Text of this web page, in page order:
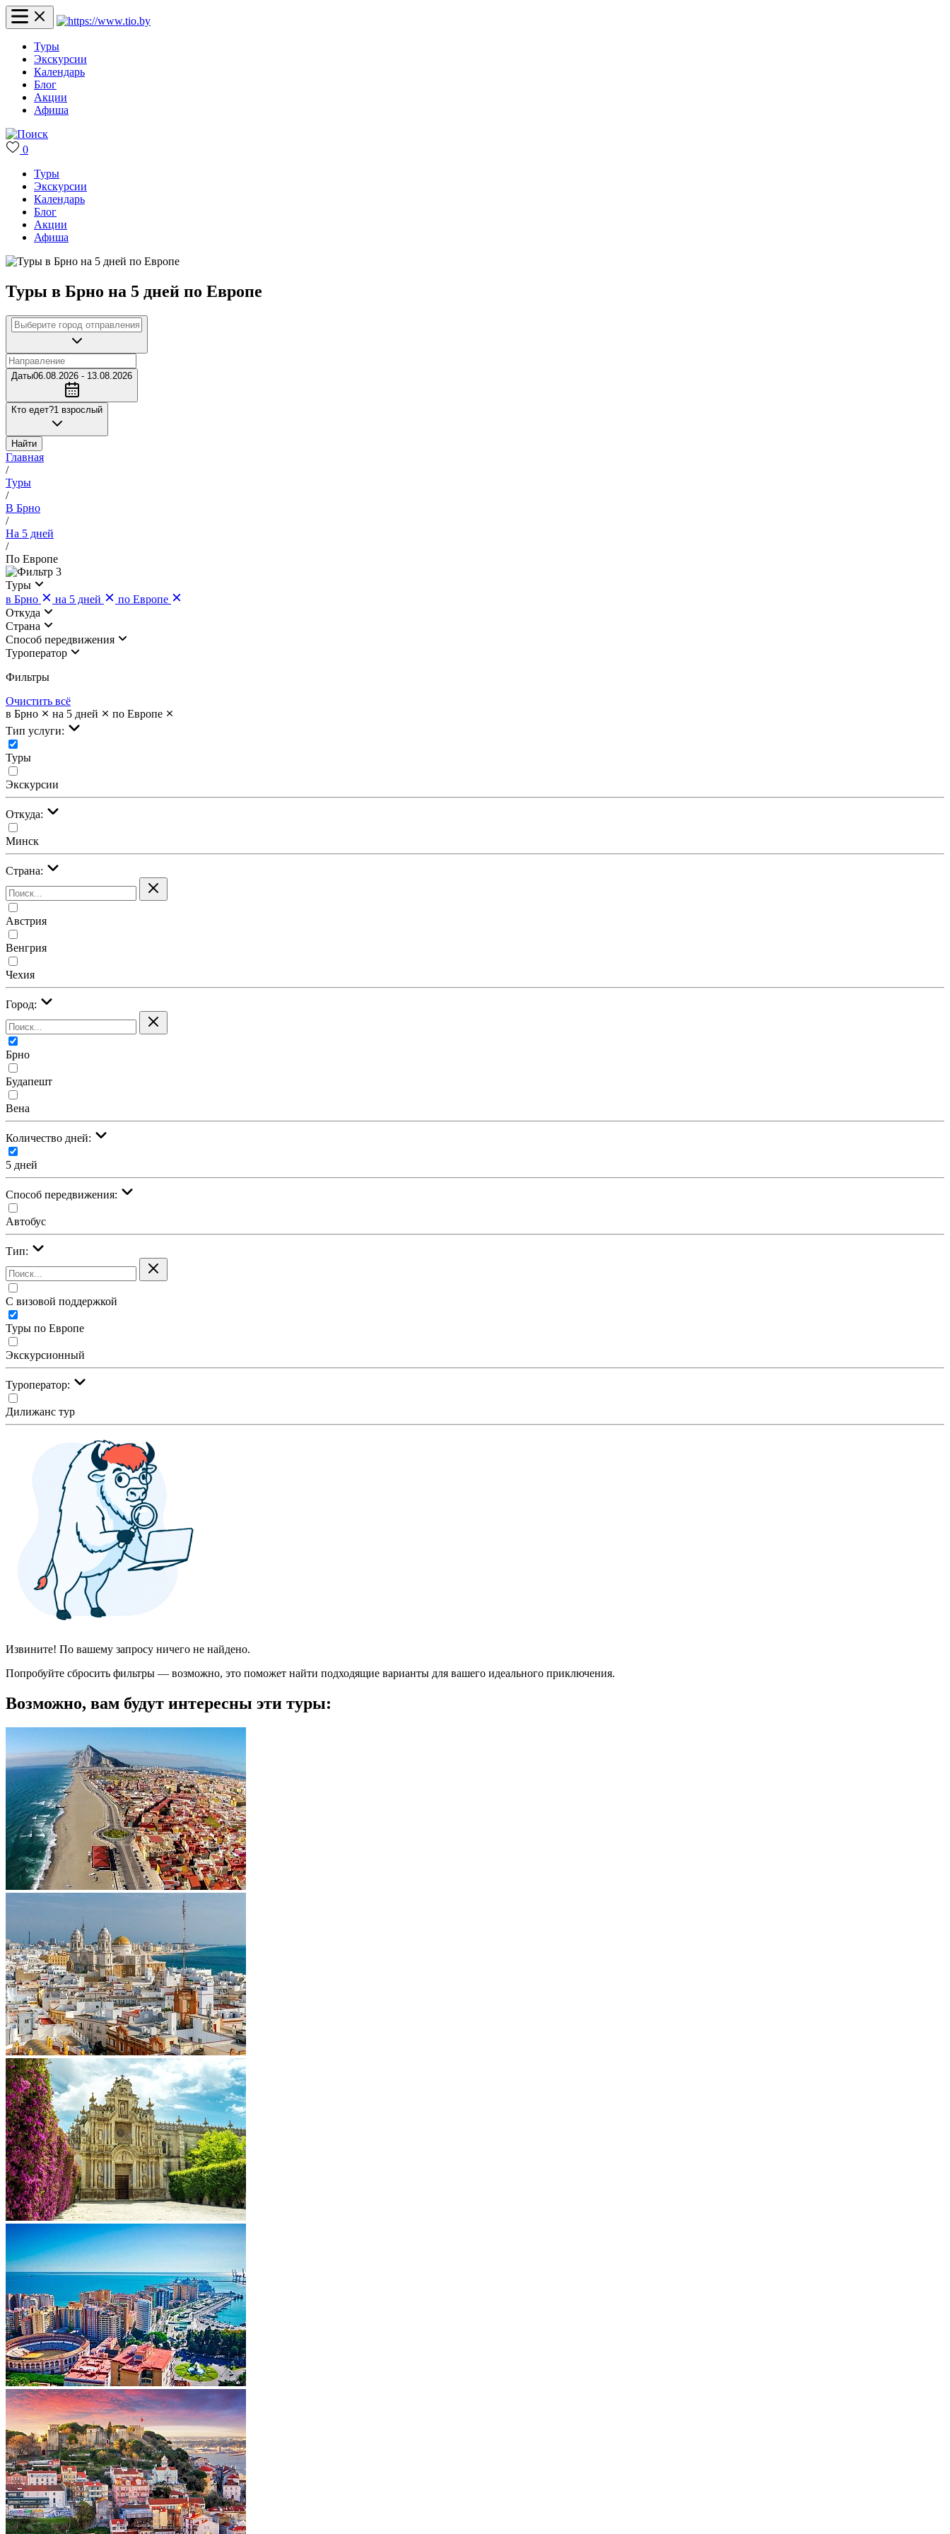
Туры
Экскурсии
Календарь
Блог
Акции
Афиша
0
Туры
Экскурсии
Календарь
Блог
Акции
Афиша
Туры в Брно на 5 дней по Европе
Даты06.08.2026 - 13.08.2026
Кто едет?1 взрослый
Найти
Главная
/
Туры
/
В Брно
/
На 5 дней
/
По Европе
3
Туры
в Брно
на 5 дней
по Европе
Откуда
Страна
Cпособ передвижения
Туроператор
Фильтры
Очистить всё
в Брно
на 5 дней
по Европе
Тип услуги:
Туры
Экскурсии
Откуда:
Минск
Страна:
Австрия
Венгрия
Чехия
Город:
Брно
Будапешт
Вена
Количество дней:
5 дней
Cпособ передвижения:
Автобус
Тип:
С визовой поддержкой
Туры по Европе
Экскурсионный
Туроператор:
Дилижанс тур
Извините! По вашему запросу ничего не найдено.
Попробуйте сбросить фильтры — возможно, это поможет найти подходящие варианты для вашего идеального приключения.
Возможно, вам будут интересны эти туры: